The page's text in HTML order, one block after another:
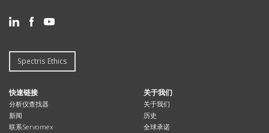
Spectris Ethics
快速链接
分析仪查找器
新闻
联系Servomex
关于我们
关于我们
历史
全球承诺